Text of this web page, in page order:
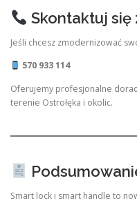
Skontaktuj się
Jeśli chcesz zmodernizować
570 933 114
Oferujemy profesjonalne
terenie Ostrołęka i okolic.
Smart lock i smart handle to